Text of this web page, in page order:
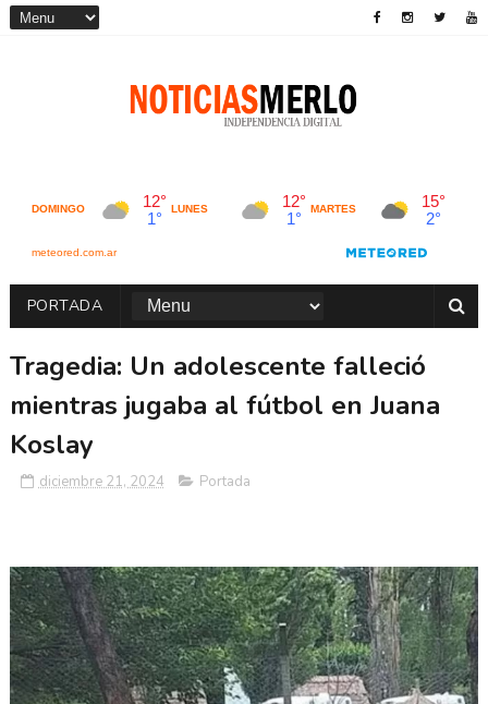
PORTADA
Tragedia: Un adolescente falleció
mientras jugaba al fútbol en Juana
Koslay
diciembre 21, 2024 Portada